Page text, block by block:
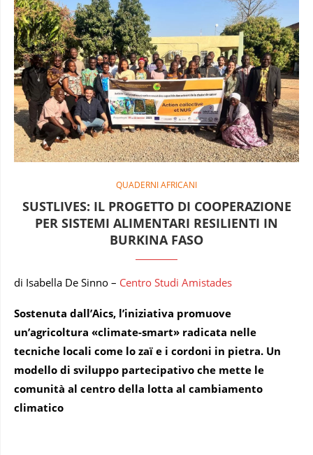
QUADERNI AFRICANI
SUSTLIVES: IL PROGETTO DI COOPERAZIONE
PER SISTEMI ALIMENTARI RESILIENTI IN
BURKINA FASO
di Isabella De Sinno – Centro Studi Amistades
Sostenuta dall’Aics, l’iniziativa promuove
un’agricoltura «climate-smart» radicata nelle
tecniche locali come lo zaï e i cordoni in pietra. Un
modello di sviluppo partecipativo che mette le
comunità al centro della lotta al cambiamento
climatico